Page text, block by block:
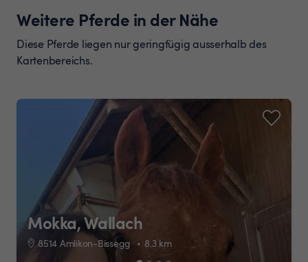
Weitere Pferde in der Nähe
Diese Pferde liegen nur geringfügig ausserhalb des
Kartenbereichs.
Mokka, Wallach
8514 Amlikon-Bissegg 8.3km